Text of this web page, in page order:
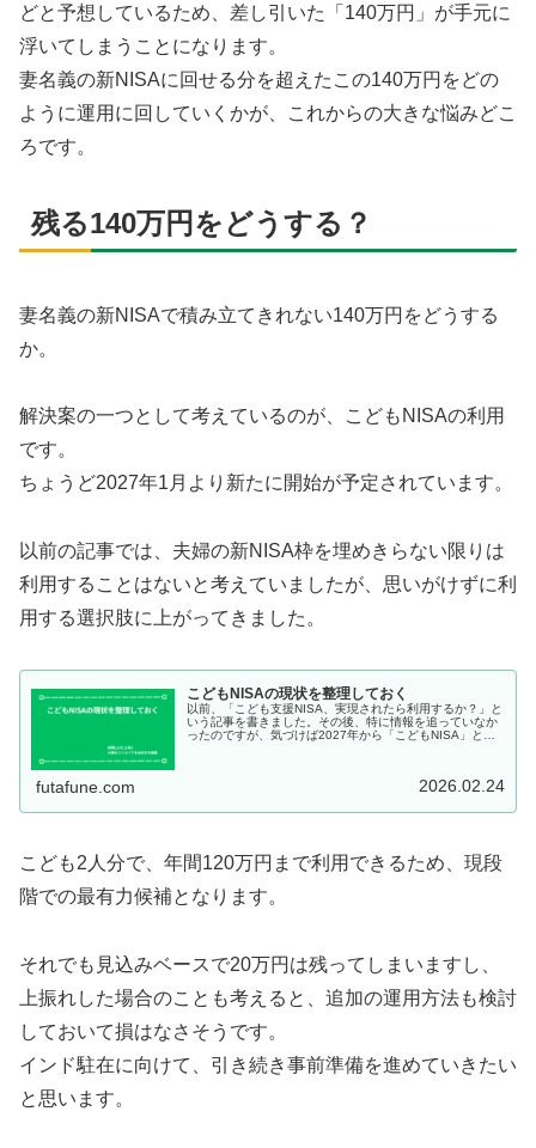
どと予想しているため、差し引いた「140万円」が手元に
浮いてしまうことになります。
妻名義の新NISAに回せる分を超えたこの140万円をどの
ように運用に回していくかが、これからの大きな悩みどこ
ろです。
残る140万円をどうする？
妻名義の新NISAで積み立てきれない140万円をどうする
か。
解決案の一つとして考えているのが、こどもNISAの利用
です。
ちょうど2027年1月より新たに開始が予定されています。
以前の記事では、夫婦の新NISA枠を埋めきらない限りは
利用することはないと考えていましたが、思いがけずに利
用する選択肢に上がってきました。
こどもNISAの現状を整理しておく
以前、「こども支援NISA、実現されたら利用するか？」と
いう記事を書きました。その後、特に情報を追っていなか
ったのですが、気づけば2027年から「こどもNISA」とい
futafune.com 2026.02.24
こども2人分で、年間120万円まで利用できるため、現段
階での最有力候補となります。
それでも見込みベースで20万円は残ってしまいますし、
上振れした場合のことも考えると、追加の運用方法も検討
しておいて損はなさそうです。
インド駐在に向けて、引き続き事前準備を進めていきたい
と思います。